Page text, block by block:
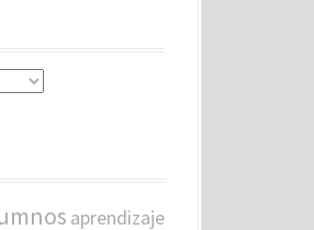
aprendizaje